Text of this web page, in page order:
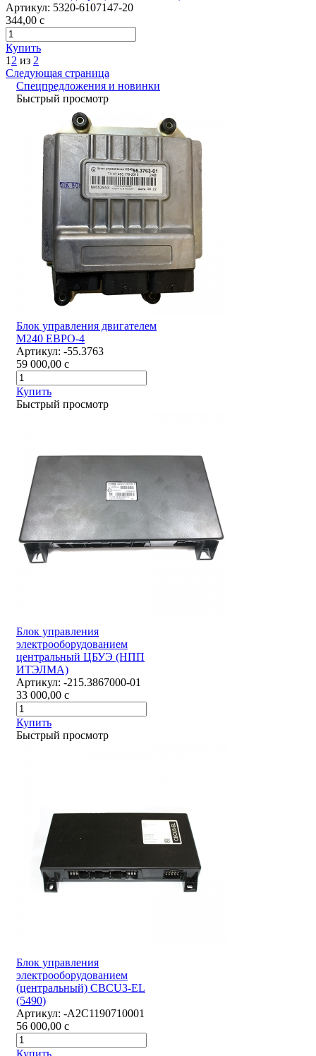
Артикул: 5320-6107147-20
344,00 c
Купить
12 из 2
Следующая страница
Спецпредложения и новинки
Быстрый просмотр
Блок управления двигателем
М240 ЕВРО-4
Артикул: -55.3763
59 000,00 c
Купить
Быстрый просмотр
Блок управления
электрооборудованием
центральный ЦБУЭ (НПП
ИТЭЛМА)
Артикул: -215.3867000-01
33 000,00 c
Купить
Быстрый просмотр
Блок управления
электрооборудованием
(центральный) CBCU3-EL
(5490)
Артикул: -А2С1190710001
56 000,00 c